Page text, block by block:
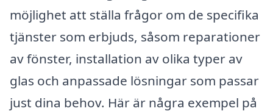
möjlighet att ställa frågor om de specifika
tjänster som erbjuds, såsom reparationer
av fönster, installation av olika typer av
glas och anpassade lösningar som passar
just dina behov. Här är några exempel på